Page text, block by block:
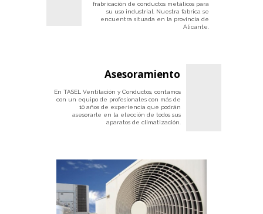
Asesoramiento
En TASEL Ventilación y Conductos, contamos
con un equipo de profesionales con más de
10 años de experiencia que podrán
asesorarle en la elección de todos sus
aparatos de climatización.
frabricación de conductos metálicos para
su uso industrial. Nuestra fabrica se
encuentra situada en la provincia de
Alicante.